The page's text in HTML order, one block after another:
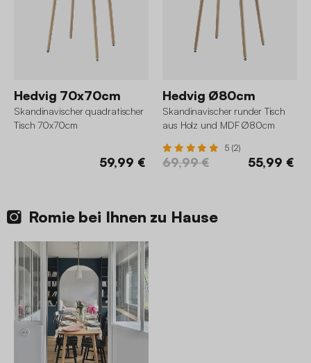
Hedvig 70x70cm
Skandinavischer quadratischer
Tisch 70x70cm
59,99 €
Hedvig Ø80cm
Skandinavischer runder Tisch
aus Holz und MDF Ø80cm
5 (2)
69,99 € 55,99 €
Romie bei Ihnen zu Hause